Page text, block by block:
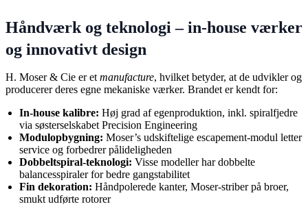
Håndværk og teknologi – in-house værker
og innovativt design
H. Moser & Cie er et manufacture, hvilket betyder, at de udvikler og
producerer deres egne mekaniske værker. Brandet er kendt for:
In-house kalibre: Høj grad af egenproduktion, inkl. spiralfjedre
via søsterselskabet Precision Engineering
Modulopbygning: Moser’s udskiftelige escapement-modul letter
service og forbedrer pålideligheden
Dobbeltspiral-teknologi: Visse modeller har dobbelte
balancesspiraler for bedre gangstabilitet
Fin dekoration: Håndpolerede kanter, Moser-striber på broer,
smukt udførte rotorer